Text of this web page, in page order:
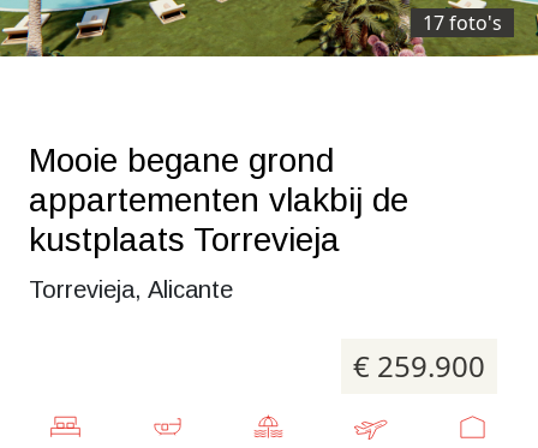
17 foto's
Mooie begane grond
appartementen vlakbij de
kustplaats Torrevieja
Torrevieja, Alicante
€ 259.900